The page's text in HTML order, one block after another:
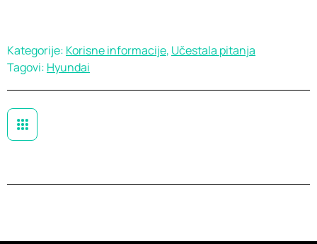
Kategorije: Korisne informacije, Učestala pitanja
Tagovi: Hyundai